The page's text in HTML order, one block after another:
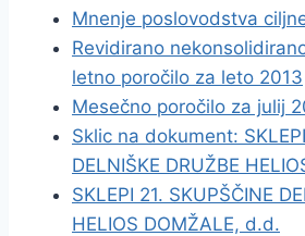
Mnenje poslovodstva
Revidirano
letno poročilo za leto 2013
Mesečno poročilo za julij
Sklic na dokument:
DELNIŠKE DRUŽBE
SKLEPI 21. SKUPŠČINE
HELIOS DOMŽALE, d.d.